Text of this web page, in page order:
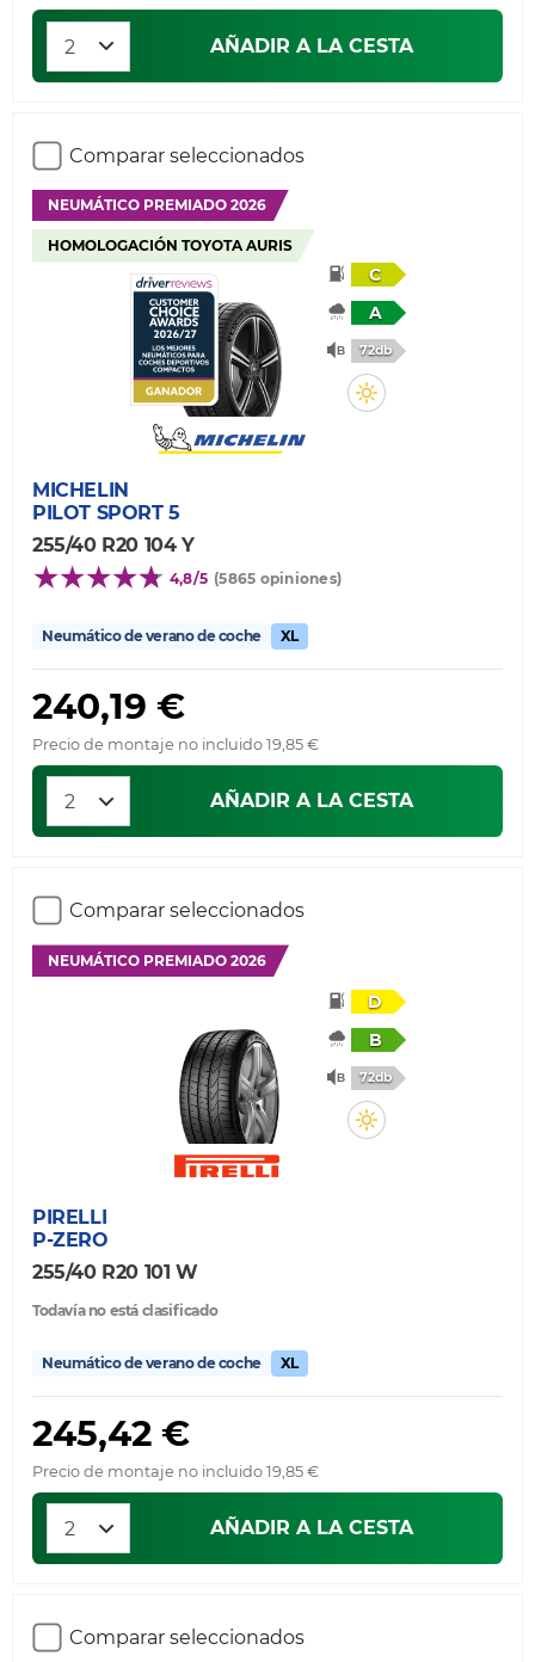
AÑADIR A LA CESTA
Comparar seleccionados
NEUMÁTICO PREMIADO 2026
HOMOLOGACIÓN TOYOTA AURIS
C
A
72db
MICHELIN
PILOT SPORT 5
255/40 R20 104 Y
4,8/5 (5865 opiniones)
Neumático de verano de coche XL
240,19 €
Precio de montaje no incluido 19,85 €
AÑADIR A LA CESTA
Comparar seleccionados
NEUMÁTICO PREMIADO 2026
D
B
72db
PIRELLI
P-ZERO
255/40 R20 101 W
Todavía no está clasificado
Neumático de verano de coche XL
245,42 €
Precio de montaje no incluido 19,85 €
AÑADIR A LA CESTA
Comparar seleccionados